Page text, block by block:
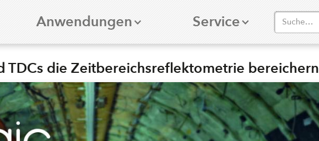
Anwendungen Service
TDCs die Zeitbereichsreflektometrie bereichern